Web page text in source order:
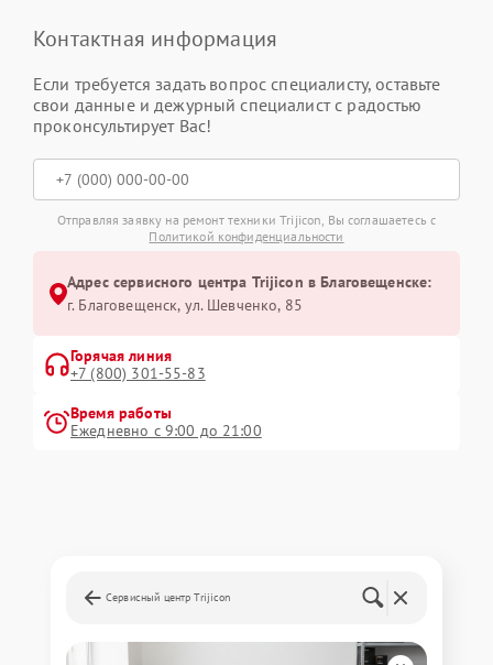
Контактная информация
Если требуется задать вопрос специалисту, оставьте
свои данные и дежурный специалист с радостью
проконсультирует Вас!
Отправляя заявку на ремонт техники Trijicon, Вы соглашаетесь с
Политикой конфиденциальности
Адрес сервисного центра Trijicon в Благовещенске:
г. Благовещенск, ул. Шевченко, 85
Горячая линия
+7 (800) 301-55-83
Время работы
Ежедневно с 9:00 до 21:00
Сервисный центр Trijicon